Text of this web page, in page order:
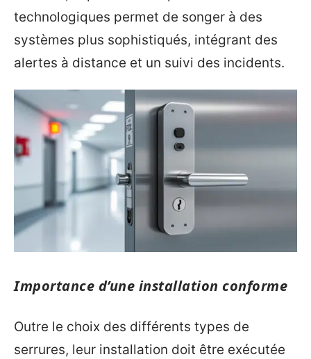
technologiques permet de songer à des
systèmes plus sophistiqués, intégrant des
alertes à distance et un suivi des incidents.
Importance d’une installation conforme
Outre le choix des différents types de
serrures, leur installation doit être exécutée